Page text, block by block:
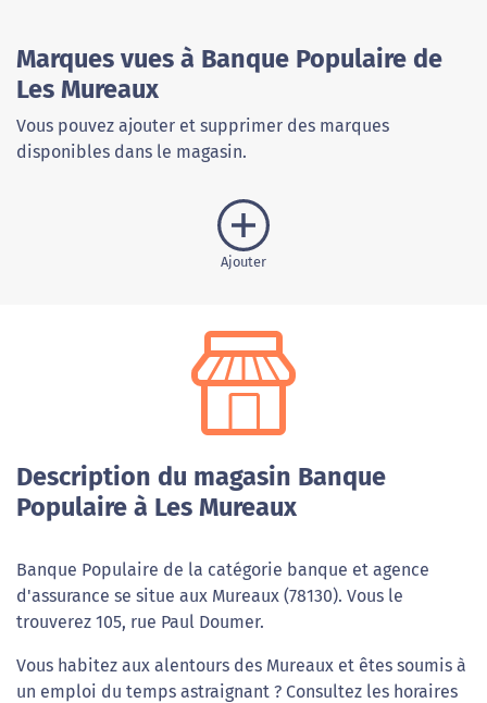
Marques vues à Banque Populaire de
Les Mureaux
Vous pouvez ajouter et supprimer des marques
disponibles dans le magasin.
Ajouter
Description du magasin Banque
Populaire à Les Mureaux
Banque Populaire de la catégorie banque et agence
d'assurance se situe aux Mureaux (78130). Vous le
trouverez 105, rue Paul Doumer.
Vous habitez aux alentours des Mureaux et êtes soumis à
un emploi du temps astraignant ? Consultez les horaires